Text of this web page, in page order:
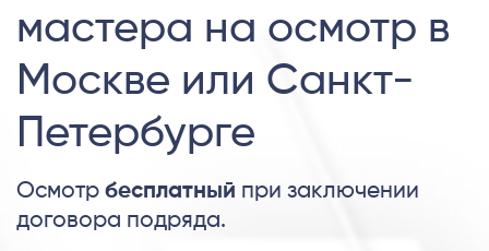
мастера на осмотр в
Москве или Санкт-
Петербурге
Осмотр бесплатный при заключении
договора подряда.